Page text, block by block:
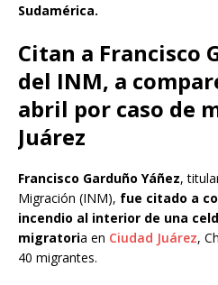
Sudamérica.
Citan a Francisco
del INM, a
abril por caso de
Juárez
Francisco Garduño Yáñez,
Migración (INM), fue citado a
incendio al interior de una
migratoria en Ciudad Juárez,
40 migrantes.